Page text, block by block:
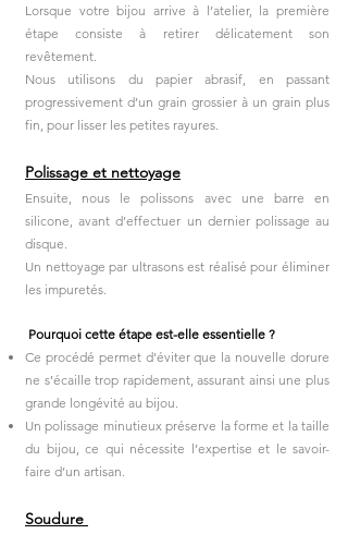
Lorsque votre bijou arrive à l’atelier, la première
étape consiste à retirer délicatement son
revêtement.
Nous utilisons du papier abrasif, en passant
progressivement d’un grain grossier à un grain plus
fin, pour lisser les petites rayures.
Polissage et nettoyage
Ensuite, nous le polissons avec une barre en
silicone, avant d’effectuer un dernier polissage au
disque.
Un nettoyage par ultrasons est réalisé pour éliminer
les impuretés.
Pourquoi cette étape est-elle essentielle ?
Ce procédé permet d’éviter que la nouvelle dorure
ne s’écaille trop rapidement, assurant ainsi une plus
grande longévité au bijou.
Un polissage minutieux préserve la forme et la taille
du bijou, ce qui nécessite l’expertise et le savoir-
faire d’un artisan.
Soudure